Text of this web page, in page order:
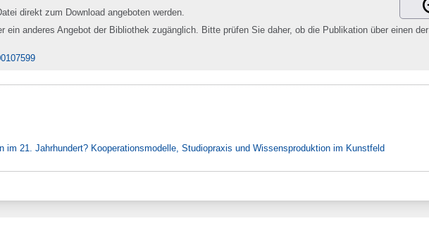
direkt zum Download angeboten werden.
ein anderes Angebot der Bibliothek zugänglich. Bitte prüfen Sie daher, ob die Publikation über einen der
im 21. Jahrhundert? Kooperationsmodelle, Studiopraxis und Wissensproduktion im Kunstfeld